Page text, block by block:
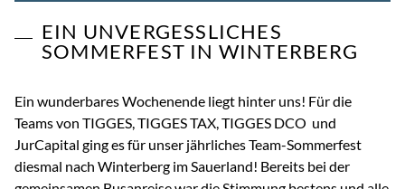
EIN UNVERGESSLICHES
SOMMERFEST IN WINTERBERG
Ein wunderbares Wochenende liegt hinter uns! Für die
Teams von TIGGES, TIGGES TAX, TIGGES DCO und
JurCapital ging es für unser jährliches Team-Sommerfest
diesmal nach Winterberg im Sauerland! Bereits bei der